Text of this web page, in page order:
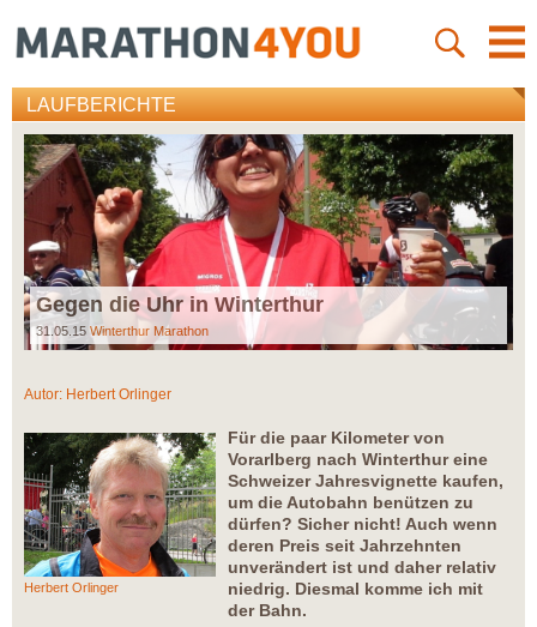
LAUFBERICHTE
Gegen die Uhr in Winterthur
31.05.15 Winterthur Marathon
Autor: Herbert Orlinger
Herbert Orlinger
Für die paar Kilometer von
Vorarlberg nach Winterthur eine
Schweizer Jahresvignette kaufen,
um die Autobahn benützen zu
dürfen? Sicher nicht! Auch wenn
deren Preis seit Jahrzehnten
unverändert ist und daher relativ
niedrig. Diesmal komme ich mit
der Bahn.